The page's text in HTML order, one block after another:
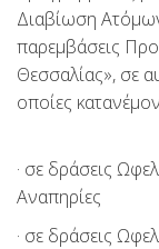
Διαβίωση
παρεμβάσεις
Θεσσαλίας», σε
οποίες
· σε δράσεις
Αναπηρίες
· σε δράσεις